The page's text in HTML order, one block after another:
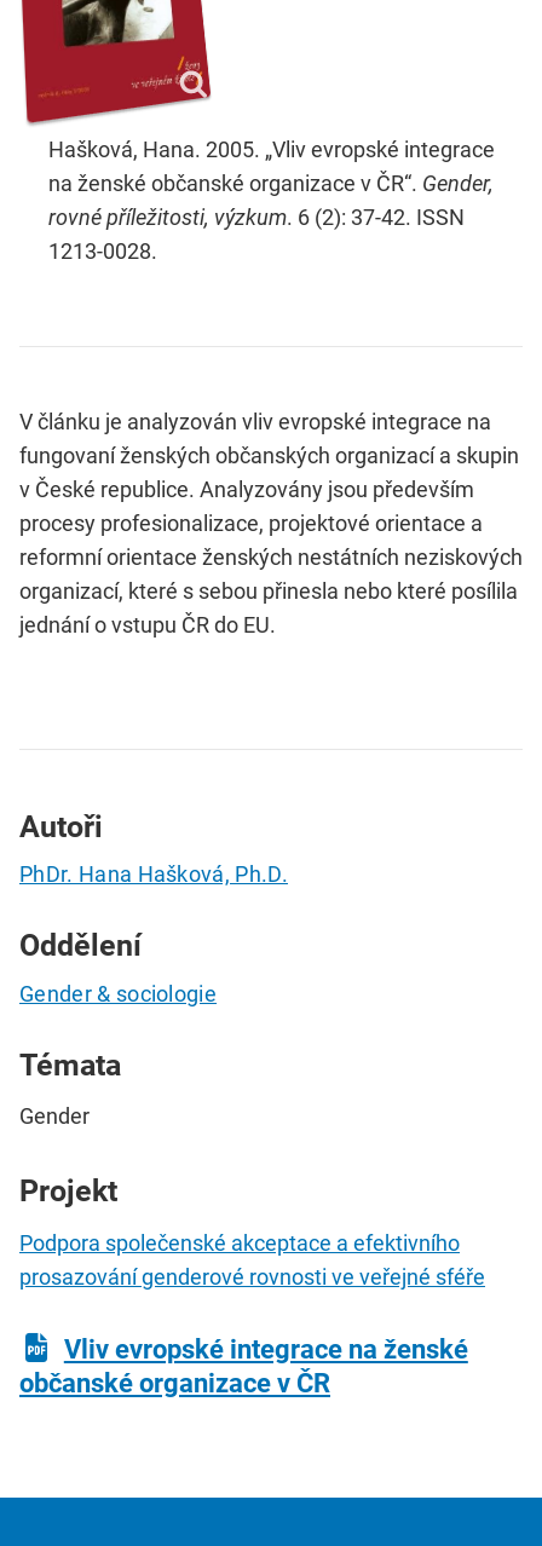
Hašková, Hana. 2005. „Vliv evropské integrace
na ženské občanské organizace v ČR“. Gender,
rovné příležitosti, výzkum. 6 (2): 37-42. ISSN
1213-0028.
V článku je analyzován vliv evropské integrace na
fungovaní ženských občanských organizací a skupin
v České republice. Analyzovány jsou především
procesy profesionalizace, projektové orientace a
reformní orientace ženských nestátních neziskových
organizací, které s sebou přinesla nebo které posílila
jednání o vstupu ČR do EU.
Autoři
PhDr. Hana Hašková, Ph.D.
Oddělení
Gender & sociologie
Témata
Gender
Projekt
Podpora společenské akceptace a efektivního
prosazování genderové rovnosti ve veřejné sféře
Vliv evropské integrace na ženské
občanské organizace v ČR